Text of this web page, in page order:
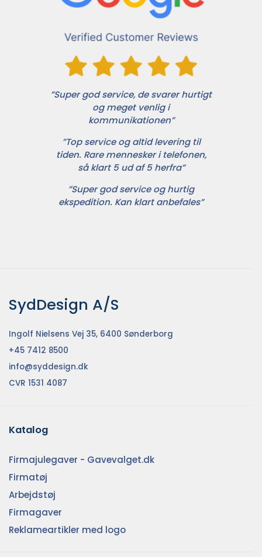
”Super god service, de svarer hurtigt
og meget venlig i
kommunikationen”
”Top service og altid levering til
tiden. Rare mennesker i telefonen,
så klart 5 ud af 5 herfra”
”Super god service og hurtig
ekspedition. Kan klart anbefales”
SydDesign A/S
Ingolf Nielsens Vej 35, 6400 Sønderborg
+45 7412 8500
info@syddesign.dk
CVR 1531 4087
Katalog
Firmajulegaver - Gavevalget.dk
Firmatøj
Arbejdstøj
Firmagaver
Reklameartikler med logo